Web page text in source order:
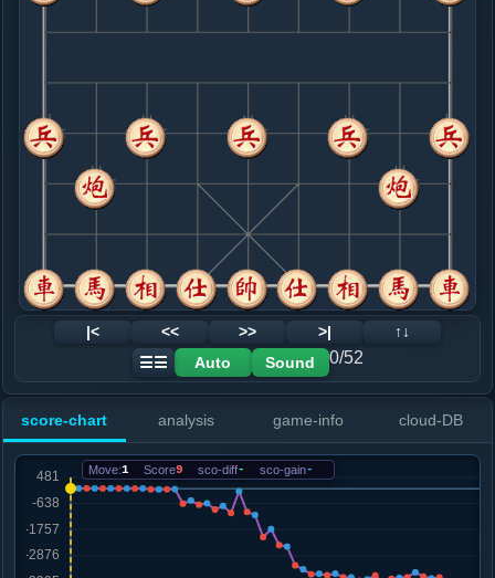
7. 车二平三
黑+27
马八进七
8. 炮八进四
黑+645
车三退二
.....卒３进１
黑+510
9. 兵七进一
黑+691
.....车１平３
10. 兵七平六
黑+896
马八进七
.....车３进３
黑+741
砲８退１
黑+1045
.....马７进５
黑+112
卒７进１
12. 车三平五
黑+996
炮五进四
黑+1131
13. 车五平三
黑+2078
马三退五
黑+2422
兵六平七
.....车３退４
黑+2487
15. 兵六平七
黑+3293
车九进二
.....砲８进７
黑+3459
16. 兵七进一
马五进三
|< << >> >|
↑↓
☰☰
Auto Sound 0/52
score-chart analysis game-info cloud-DB
Move:1 Score9 sco-diff- sco-gain-